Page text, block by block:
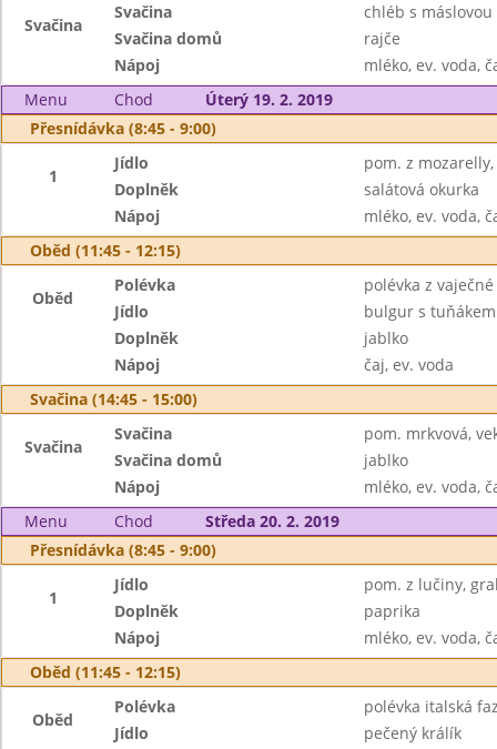
Svačina
Svačina
chléb s
Svačina domů
rajče
Nápoj
mléko, ev. voda,
Menu
Chod
Úterý 19. 2. 2019
Přesnídávka (8:45 - 9:00)
1
Jídlo
pom. z
Doplněk
salátová okurka
Nápoj
mléko, ev. voda,
Oběd (11:45 - 12:15)
Oběd
Polévka
polévka z
Jídlo
bulgur s
Doplněk
jablko
Nápoj
čaj, ev. voda
Svačina (14:45 - 15:00)
Svačina
Svačina
pom. mrkvová,
Svačina domů
jablko
Nápoj
mléko, ev. voda,
Menu
Chod
Středa 20. 2. 2019
Přesnídávka (8:45 - 9:00)
1
Jídlo
pom. z lučiny,
Doplněk
paprika
Nápoj
mléko, ev. voda,
Oběd (11:45 - 12:15)
Oběd
Polévka
polévka italská
Jídlo
pečený králík